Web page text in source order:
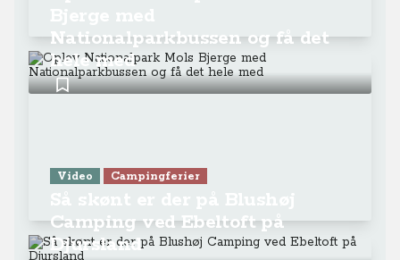
Nationalparkbussen og få det
hele med
Video Campingferier
Camping ved Ebeltoft på
Djursland